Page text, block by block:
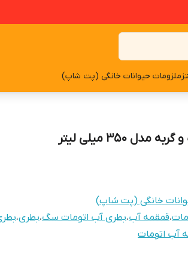
ملزومات حیوانات خانگی (پت شاپ)
۳۵۰ میلی لیتر
خانگی (پت شاپ)
،قمقمه آب،بطری آب اتومات سگ،بطری،
آب اتومات